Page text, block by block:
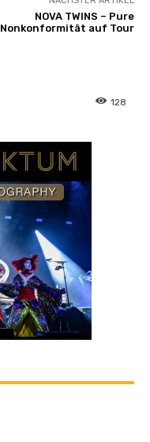
NOVA TWINS – Pure
Nonkonformität auf Tour
128